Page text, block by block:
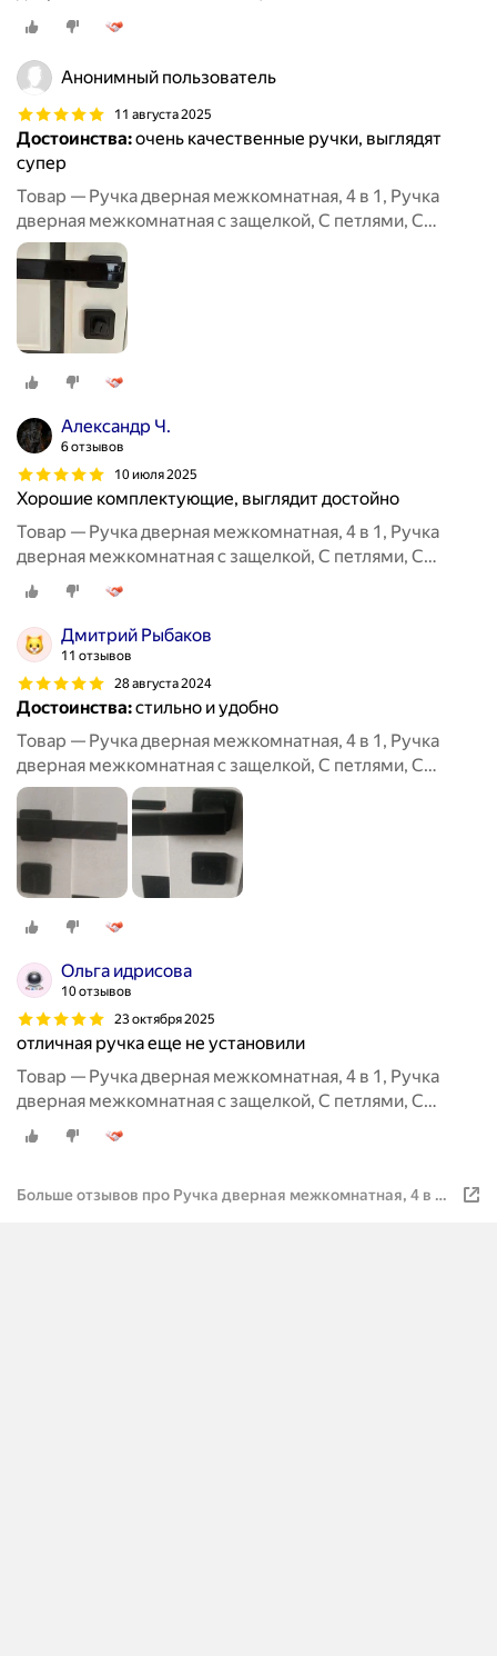
сантехнической заверткой
Анонимный пользователь
11 августа 2025
Достоинства:очень качественные ручки, выглядят
супер
Товар — Ручка дверная межкомнатная, 4 в 1, Ручка
дверная межкомнатная с защелкой, С петлями, С
сантехнической заверткой
Александр Ч.
6 отзывов
10 июля 2025
Хорошие комплектующие, выглядит достойно
Товар — Ручка дверная межкомнатная, 4 в 1, Ручка
дверная межкомнатная с защелкой, С петлями, С
сантехнической заверткой
Дмитрий Рыбаков
11 отзывов
28 августа 2024
Достоинства:стильно и удобно
Товар — Ручка дверная межкомнатная, 4 в 1, Ручка
дверная межкомнатная с защелкой, С петлями, С
сантехнической заверткой
Ольга идрисова
10 отзывов
23 октября 2025
отличная ручка еще не установили
Товар — Ручка дверная межкомнатная, 4 в 1, Ручка
дверная межкомнатная с защелкой, С петлями, С
сантехнической заверткой
Больше отзывов про Ручка дверная межкомнатная, 4 в 1,